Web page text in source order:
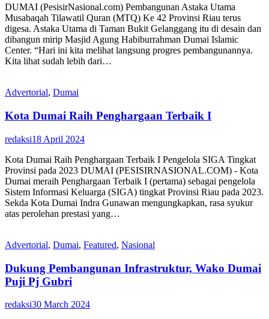
DUMAI (PesisirNasional.com) Pembangunan Astaka Utama
Musabaqah Tilawatil Quran (MTQ) Ke 42 Provinsi Riau terus
digesa. Astaka Utama di Taman Bukit Gelanggang itu di desain dan
dibangun mirip Masjid Agung Habiburrahman Dumai Islamic
Center. “Hari ini kita melihat langsung progres pembangunannya.
Kita lihat sudah lebih dari…
Advertorial, Dumai
Kota Dumai Raih Penghargaan Terbaik I
redaksi18 April 2024
Kota Dumai Raih Penghargaan Terbaik I Pengelola SIGA Tingkat
Provinsi pada 2023 DUMAI (PESISIRNASIONAL.COM) - Kota
Dumai meraih Penghargaan Terbaik I (pertama) sebagai pengelola
Sistem Informasi Keluarga (SIGA) tingkat Provinsi Riau pada 2023.
Sekda Kota Dumai Indra Gunawan mengungkapkan, rasa syukur
atas perolehan prestasi yang…
Advertorial, Dumai, Featured, Nasional
Dukung Pembangunan Infrastruktur, Wako Dumai
Puji Pj Gubri
redaksi30 March 2024